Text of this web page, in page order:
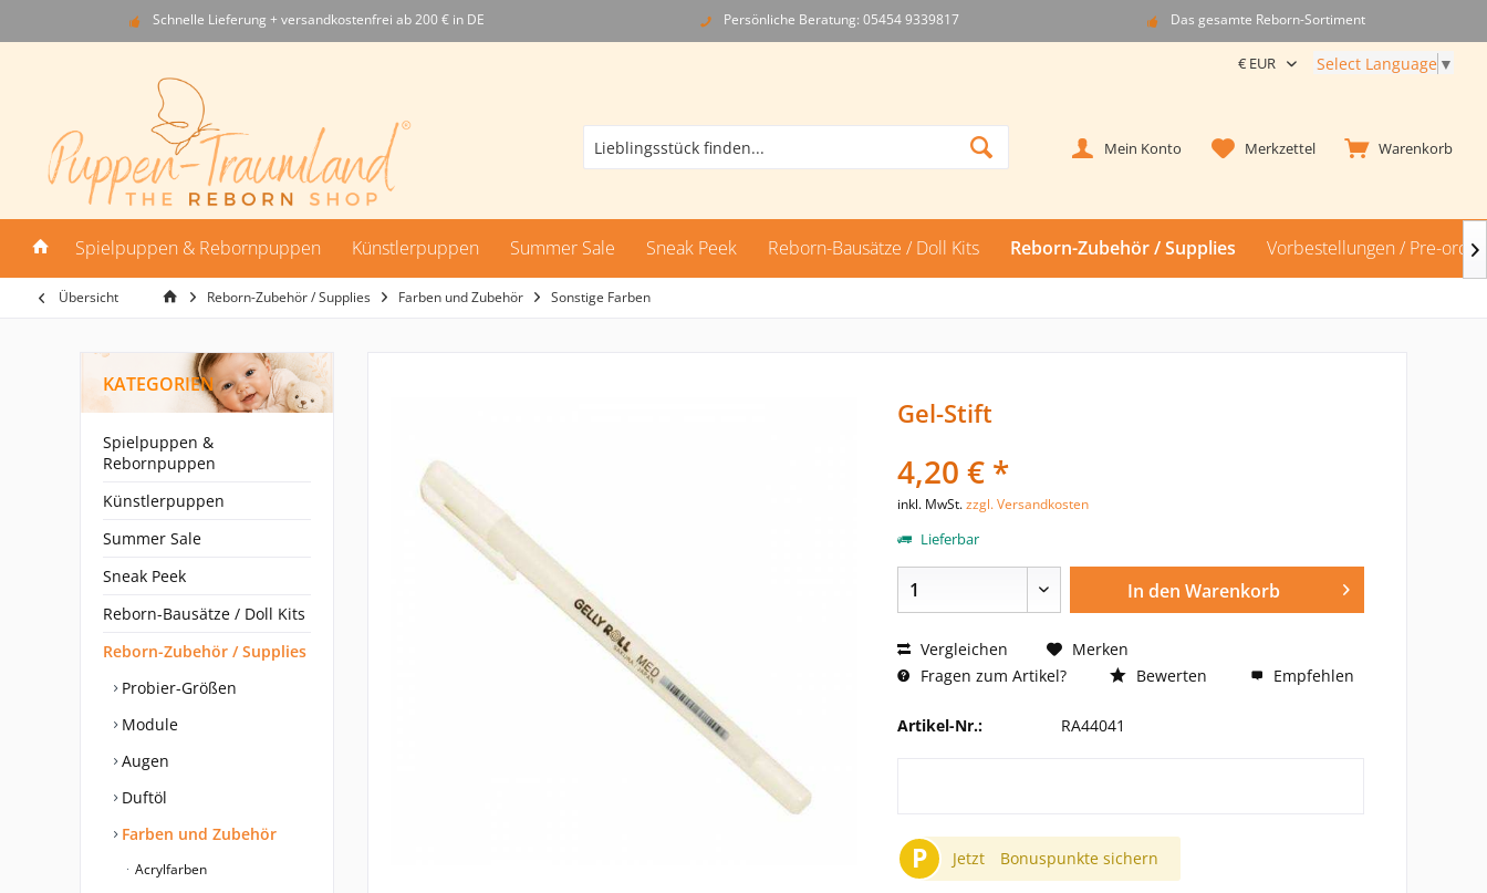
Schnelle Lieferung + versandkostenfrei ab 200 € in DE Persönliche Beratung: 05454 9339817 Das gesamte Reborn-Sortiment
Select Language ▼
Warenkorb
Merkzettel
Mein Konto
Spielpuppen & Rebornpuppen Künstlerpuppen Summer Sale Sneak Peek Reborn-Bausätze / Doll Kits Reborn-Zubehör / Supplies Vorbestellungen / Pre- 
Übersicht Reborn-Zubehör / Supplies Farben und Zubehör Sonstige Farben
KATEGORIEN
Spielpuppen &
Rebornpuppen
Künstlerpuppen
Summer Sale
Sneak Peek
Reborn-Bausätze / Doll Kits
Reborn-Zubehör / Supplies
Probier-Größen
Module
Augen
Duftöl
Farben und Zubehör
Acrylfarben
Gel-Stift
4,20 € *
inkl. MwSt.zzgl. Versandkosten
Lieferbar
In den Warenkorb
Vergleichen
Merken
Fragen zum Artikel?
Bewerten Empfehlen
Artikel-Nr.: RA44041
P Jetzt Bonuspunkte sichern